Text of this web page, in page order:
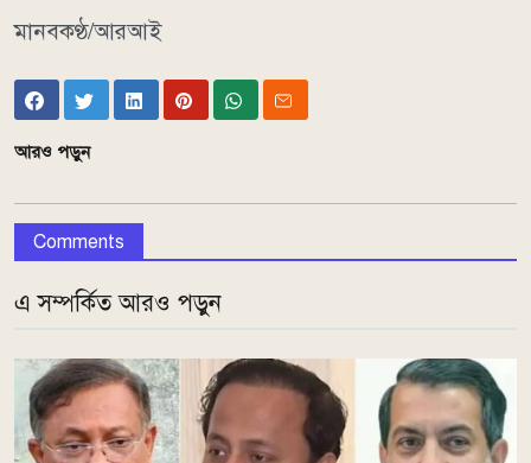
মানবকণ্ঠ/আরআই
আরও পড়ুন
Comments
এ সম্পর্কিত আরও পড়ুন